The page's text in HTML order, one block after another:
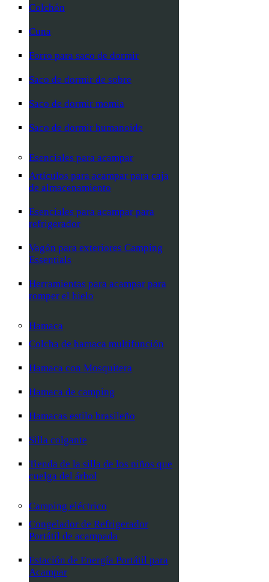
Colchón
Cuna
Forro para saco de dormir
Saco de dormir de sobre
Saco de dormir momia
Saco de dormir humanoide
Esenciales para acampar
Artículos para acampar para caja
de almacenamiento
Esenciales para acampar para
refrigerador
Vagón para exteriores Camping
Essentials
Herramientas para acampar para
romper el hielo
Hamaca
Colcha de hamaca multifunción
Hamaca con Mosquitera
Hamaca de camping
Hamacas estilo brasileño
Silla colgante
Tienda de la silla de los niños que
cuelga del árbol
Camping eléctrico
Congelador de Refrigerador
Portátil de acampada
Estación de Energía Portátil para
Acampar